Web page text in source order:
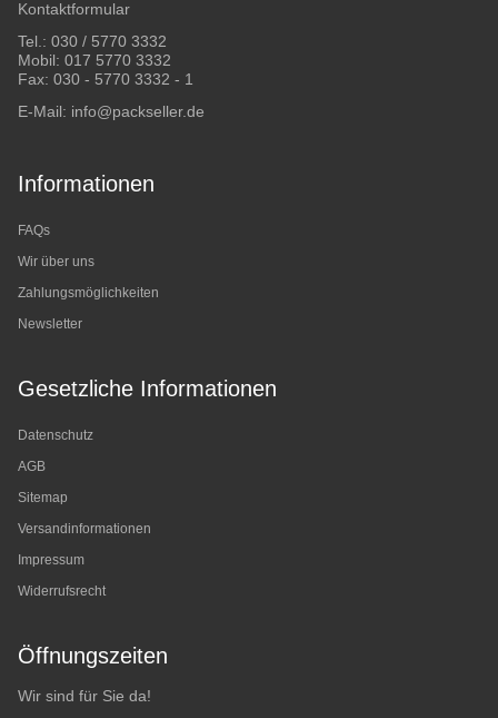
Kontaktformular
Tel.: 030 / 5770 3332
Mobil: 017 5770 3332
Fax: 030 - 5770 3332 - 1
E-Mail: info@packseller.de
Informationen
FAQs
Wir über uns
Zahlungsmöglichkeiten
Newsletter
Gesetzliche Informationen
Datenschutz
AGB
Sitemap
Versandinformationen
Impressum
Widerrufsrecht
Öffnungszeiten
Wir sind für Sie da!